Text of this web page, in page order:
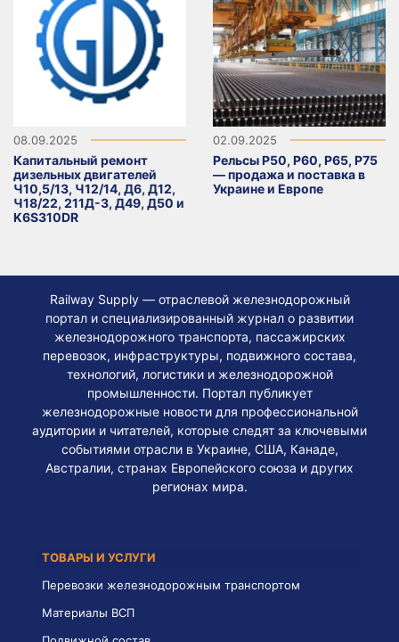
08.09.2025
Капитальный ремонт
дизельных двигателей
Ч10,5/13, Ч12/14, Д6, Д12,
Ч18/22, 211Д-3, Д49, Д50 и
K6S310DR
02.09.2025
Рельсы Р50, Р60, Р65, Р75
— продажа и поставка в
Украине и Европе
Railway Supply — отраслевой железнодорожный
портал и специализированный журнал о развитии
железнодорожного транспорта, пассажирских
перевозок, инфраструктуры, подвижного состава,
технологий, логистики и железнодорожной
промышленности. Портал публикует
железнодорожные новости для профессиональной
аудитории и читателей, которые следят за ключевыми
событиями отрасли в Украине, США, Канаде,
Австралии, странах Европейского союза и других
регионах мира.
ТОВАРЫ И УСЛУГИ
Перевозки железнодорожным транспортом
Материалы ВСП